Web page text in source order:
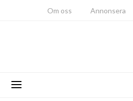
Om oss Annonsera